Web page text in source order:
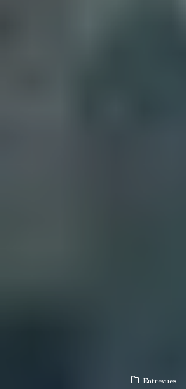
Entrevues